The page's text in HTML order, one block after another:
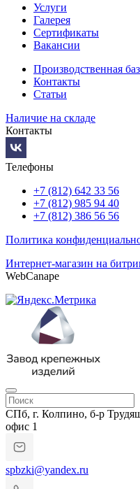
Услуги
Галерея
Сертификаты
Вакансии
Производственная
Контакты
Статьи
Наличие на складе
Контакты
Телефоны
+7 (812) 642 33 56
+7 (812) 985 94 40
+7 (812) 386 56 56
Политика
Интернет-магазин на
WebCanape
СПб, г. Колпино, б-р
офис 1
spbzki@yandex.ru